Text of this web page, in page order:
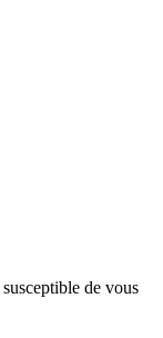
de vous